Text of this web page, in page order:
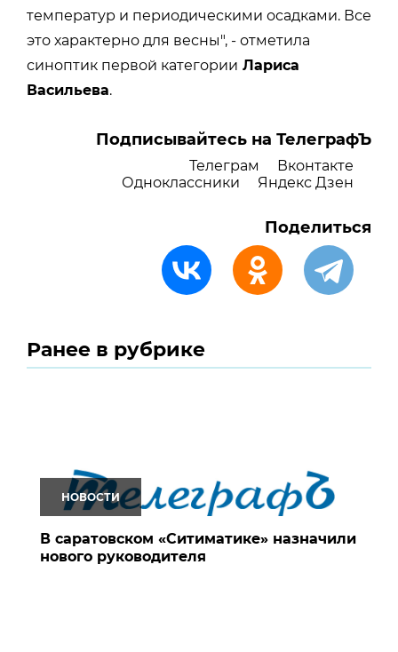
температур и периодическими осадками. Все
это характерно для весны", - отметила
синоптик первой категории Лариса
Васильева.
Подписывайтесь на ТелеграфЪ
Телеграм
Вконтакте
Одноклассники
Яндекс Дзен
Поделиться
Ранее в рубрике
НОВОСТИ
В саратовском «Ситиматике» назначили
нового руководителя